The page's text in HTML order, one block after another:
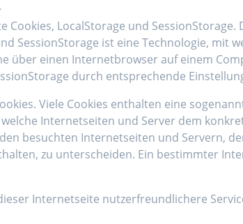
LocalStorage und
SessionStorage ist eine Technologie,
über einen Internetbrowser auf einem
durch entsprechende
Viele Cookies enthalten eine
Internetseiten und Server dem
besuchten Internetseiten und Servern,
zu unterscheiden. Ein bestimmter
Internetseite nutzerfreundlichere